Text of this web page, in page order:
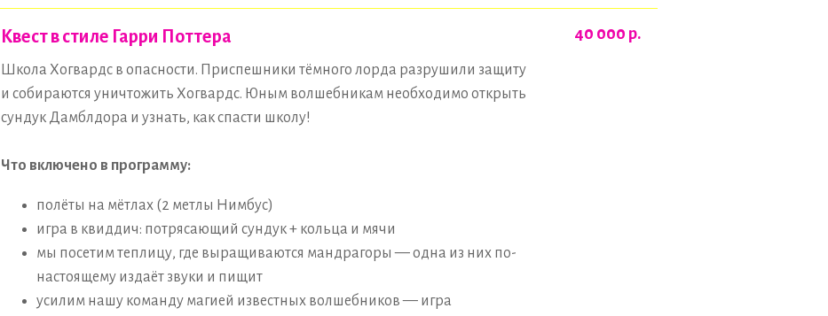
Квест в стиле Гарри Поттера
Школа Хогвардс в опасности. Приспешники тёмного лорда разрушили защиту
и собираются уничтожить Хогвардс. Юным волшебникам необходимо открыть
сундук Дамблдора и узнать, как спасти школу!
Что включено в программу:
полёты на мётлах (2 метлы Нимбус)
игра в квиддич: потрясающий сундук + кольца и мячи
мы посетим теплицу, где выращиваются мандрагоры — одна из них по-
настоящему издаёт звуки и пищит
усилим нашу команду магией известных волшебников — игра
40 000 р.